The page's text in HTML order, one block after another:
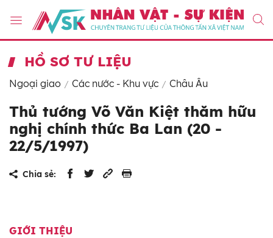
HỒ SƠ TƯ LIỆU
Ngoại giao Các nước - Khu vực Châu Âu
Thủ tướng Võ Văn Kiệt thăm hữu
nghị chính thức Ba Lan (20 -
22/5/1997)
Chia sẻ:
GIỚI THIỆU